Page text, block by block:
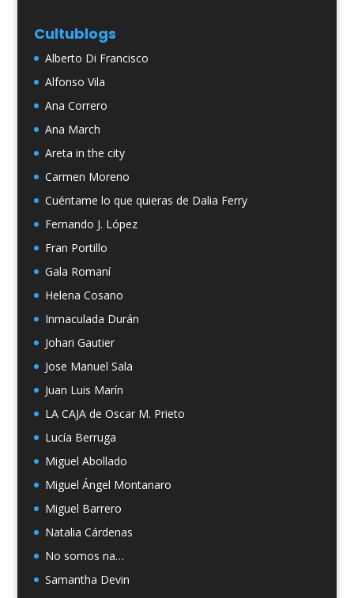
Cultublogs
Alberto Di Francisco
Alfonso Vila
Ana Correro
Ana March
Areta in the city
Carmen Moreno
Cuéntame lo que quieras de Dalia Ferry
Fernando J. López
Fran Portillo
Gala Romaní
Helena Cosano
Inmaculada Durán
Johari Gautier
Jose Manuel Sala
Juan Luis Marín
LA CAJA de Oscar M. Prieto
Lucía Berruga
Miguel Abollado
Miguel Ángel Montanaro
Miguel Barrero
Natalia Cárdenas
No somos na…
Samantha Devin